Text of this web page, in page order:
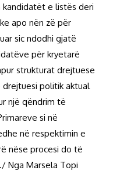
e listës deri
apo nën zë për
sic ndodhi gjatë
për kryetarë
strukturat drejtuese
politik aktual
një qëndrim të
si në
në respektimin e
nëse procesi do të
Nga Marsela Topi